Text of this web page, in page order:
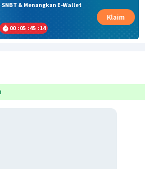
& Menangkan E-Wallet
00 :05 :45 :14
Klaim